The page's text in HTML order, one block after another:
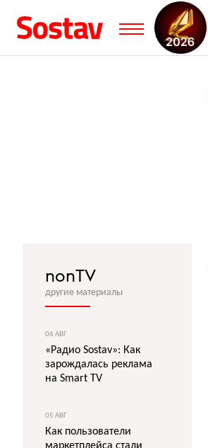
nonTV
другие материалы
06 АВГ
«Радио Sostav»: Как
зарождалась реклама
на Smart TV
05 АВГ
Как пользователи